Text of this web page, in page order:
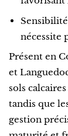
nécessite
Présent en
et
sols
tandis que
gestion